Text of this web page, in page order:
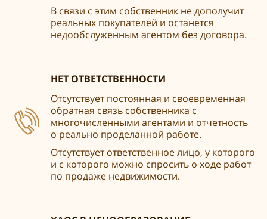
В связи с этим собственник не дополучит
реальных покупателей и останется
недообслуженным агентом без договора.
НЕТ ОТВЕТСТВЕННОСТИ
Отсутствует постоянная и своевременная
обратная связь собственника с
многочисленными агентами и отчетность
о реально проделанной работе.
Отсутствует ответственное лицо, у которого
и с которого можно спросить о ходе работ
по продаже недвижимости.